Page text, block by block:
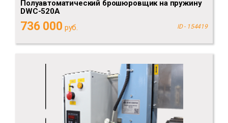
Полуавтоматический брошюровщик на пружину
DWC-520А
736 000 руб. ID - 154419